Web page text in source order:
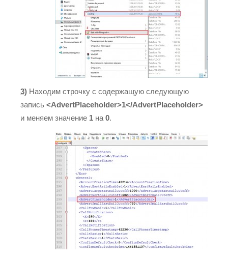
3) Находим строчку с содержащую следующую
запись <AdvertPlaceholder>1</AdvertPlaceholder>
и меняем значение 1 на 0.